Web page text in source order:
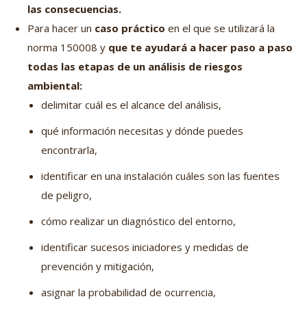
las consecuencias.
Para hacer un caso práctico en el que se utilizará la
norma 150008 y que te ayudará a hacer paso a paso
todas las etapas de un análisis de riesgos
ambiental:
delimitar cuál es el alcance del análisis,
qué información necesitas y dónde puedes
encontrarla,
identificar en una instalación cuáles son las fuentes
de peligro,
cómo realizar un diagnóstico del entorno,
identificar sucesos iniciadores y medidas de
prevención y mitigación,
asignar la probabilidad de ocurrencia,